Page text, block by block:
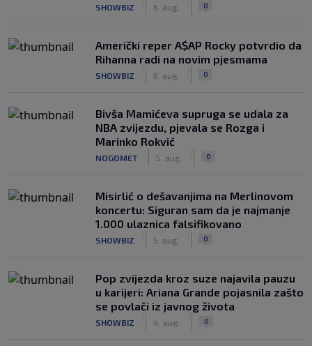
SHOWBIZ 6. aug. 0
Američki reper A$AP Rocky potvrdio da
Rihanna radi na novim pjesmama
SHOWBIZ 6. aug. 0
Bivša Mamićeva supruga se udala za
NBA zvijezdu, pjevala se Rozga i
Marinko Rokvić
NOGOMET 5. aug. 0
Misirlić o dešavanjima na Merlinovom
koncertu: Siguran sam da je najmanje
1.000 ulaznica falsifikovano
SHOWBIZ 5. aug. 0
Pop zvijezda kroz suze najavila pauzu
u karijeri: Ariana Grande pojasnila zašto
se povlači iz javnog života
SHOWBIZ 4. aug. 0